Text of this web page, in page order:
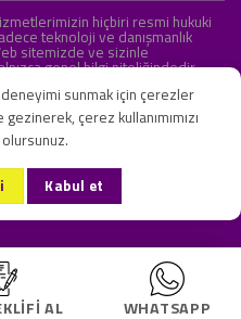
hiçbiri resmi hukuki
teknoloji ve danışmanlık
sitemizde ve sizinle
genel bilgi niteliğindedir.
S.S.S. İletişim
ve Ticaret A.Ş.
AL WHATSAPP
sunmak için çerezler
çerez kullanımımızı
Kabul et